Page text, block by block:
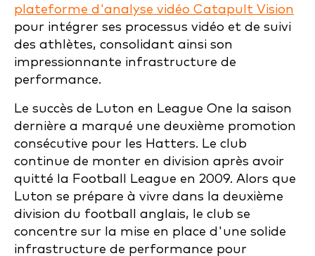
plateforme d'analyse vidéo Catapult Vision
pour intégrer ses processus vidéo et de suivi
des athlètes, consolidant ainsi son
impressionnante infrastructure de
performance.
Le succès de Luton en League One la saison
dernière a marqué une deuxième promotion
consécutive pour les Hatters. Le club
continue de monter en division après avoir
quitté la Football League en 2009. Alors que
Luton se prépare à vivre dans la deuxième
division du football anglais, le club se
concentre sur la mise en place d'une solide
infrastructure de performance pour